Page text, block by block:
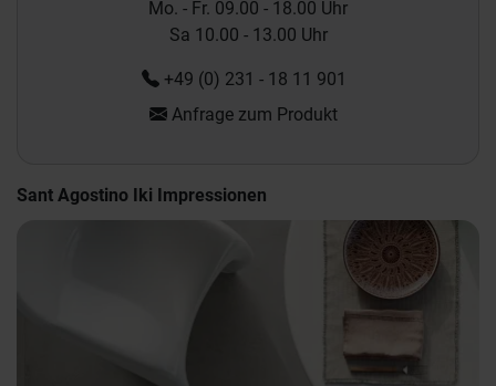
Mo. - Fr. 09.00 - 18.00 Uhr
Sa 10.00 - 13.00 Uhr
+49 (0) 231 - 18 11 901
Anfrage zum Produkt
Sant Agostino Iki Impressionen